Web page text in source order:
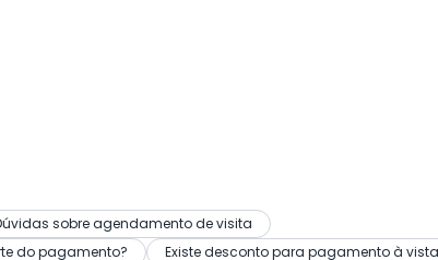
sobre agendamento de visita
do pagamento?
Existe desconto para pagamento à